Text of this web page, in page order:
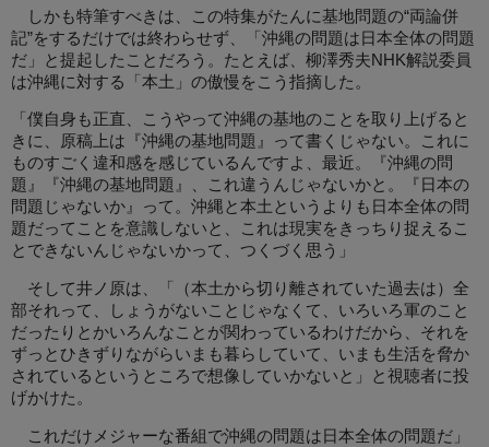
しかも特筆すべきは、この特集がたんに基地問題の“両論併
記”をするだけでは終わらせず、「沖縄の問題は日本全体の問題
だ」と提起したことだろう。たとえば、柳澤秀夫NHK解説委員
は沖縄に対する「本土」の傲慢をこう指摘した。
「僕自身も正直、こうやって沖縄の基地のことを取り上げると
きに、原稿上は『沖縄の基地問題』って書くじゃない。これに
ものすごく違和感を感じているんですよ、最近。『沖縄の問
題』『沖縄の基地問題』、これ違うんじゃないかと。『日本の
問題じゃないか』って。沖縄と本土というよりも日本全体の問
題だってことを意識しないと、これは現実をきっちり捉えるこ
とできないんじゃないかって、つくづく思う」
そして井ノ原は、「（本土から切り離されていた過去は）全
部それって、しょうがないことじゃなくて、いろいろ軍のこと
だったりとかいろんなことが関わっているわけだから、それを
ずっとひきずりながらいまも暮らしていて、いまも生活を脅か
されているというところで想像していかないと」と視聴者に投
げかけた。
これだけメジャーな番組で沖縄の問題は日本全体の問題だ」